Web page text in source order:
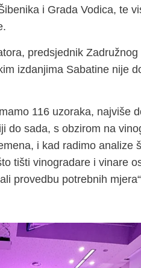
i Grada Vodica, te
predsjednik
izdanjima Sabatine nije
116 uzoraka, najviše
do sada, s obzirom na
i kad radimo analize
tišti vinogradare i vinare
provedbu potrebnih